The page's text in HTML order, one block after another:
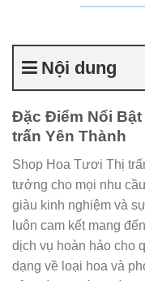
Nội dung
Đặc Điểm Nổi
trấn Yên Thành
Shop Hoa Tươi Thị
tưởng cho mọi nhu
giàu kinh nghiệm và
luôn cam kết mang
dịch vụ hoàn hảo cho
dạng về loại hoa và